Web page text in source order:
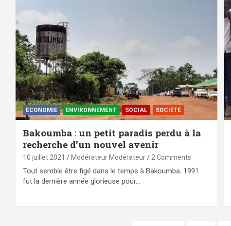
ECONOMIE ENVIRONNEMENT SOCIAL SOCIÉTÉ
Bakoumba : un petit paradis perdu à la
recherche d’un nouvel avenir
10 juillet 2021 Modérateur Modérateur 2 Comments
Tout semble être figé dans le temps à Bakoumba. 1991
fut la dernière année glorieuse pour…